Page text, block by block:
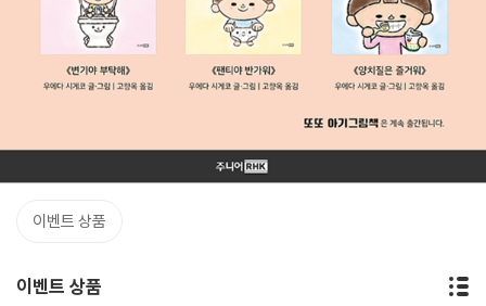
이벤트 상품
이벤트 상품